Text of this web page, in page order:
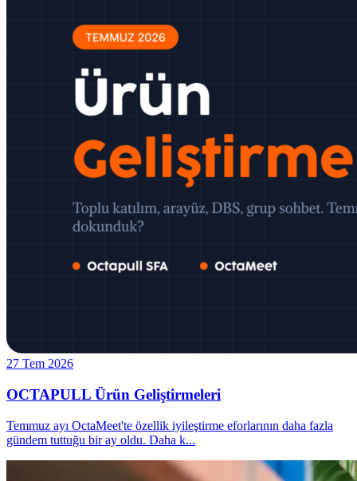
27 Tem 2026
OCTAPULL Ürün Geliştirmeleri
Temmuz ayı OctaMeet'te özellik iyileştirme eforlarının daha fazla
gündem tuttuğu bir ay oldu. Daha k...